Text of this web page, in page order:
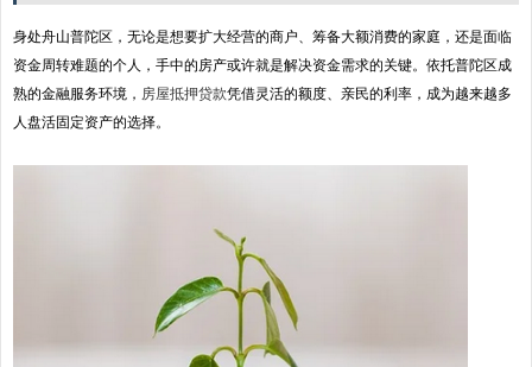
身处舟山普陀区，无论是想要扩大经营的商户、筹备大额消费的家庭，还是面临
资金周转难题的个人，手中的房产或许就是解决资金需求的关键。依托普陀区成
熟的金融服务环境， 房屋抵押贷款凭借灵活的额度、亲民的利率，成为越来越多
人盘活固定资产的选择。